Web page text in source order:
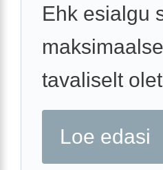
Ehk esialgu
tavaliselt
Loe edasi